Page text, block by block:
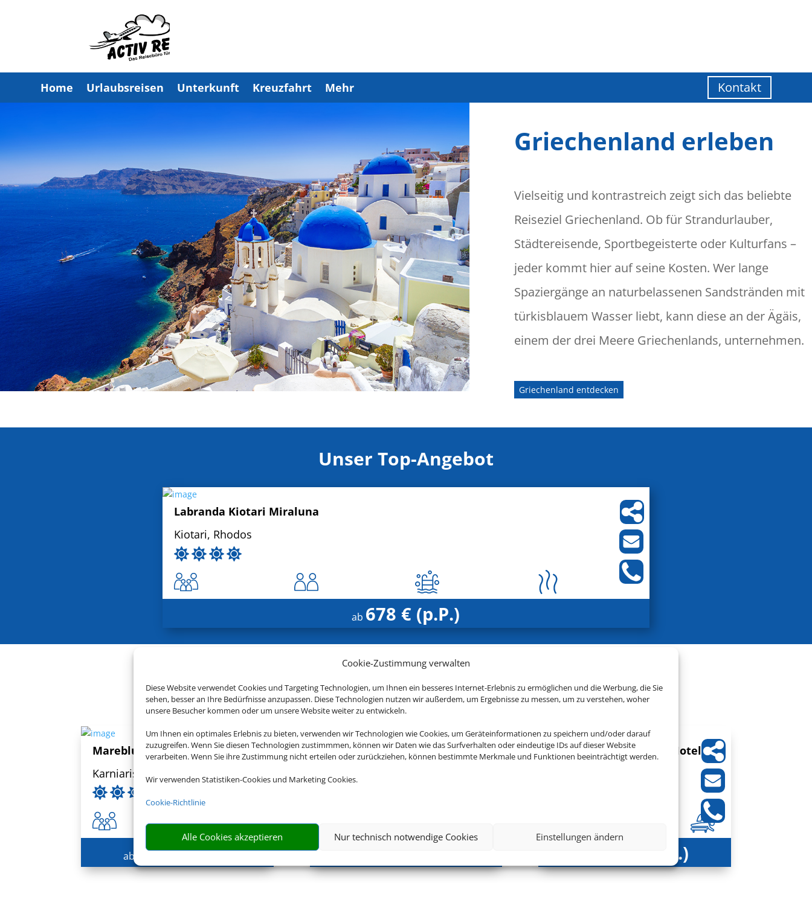
Cookie-Zustimmung verwalten
Diese Website verwendet Cookies und Targeting Technologien, um Ihnen ein besseres Internet-Erlebnis zu ermöglichen und die Werbung, die Sie
sehen, besser an Ihre Bedürfnisse anzupassen. Diese Technologien nutzen wir außerdem, um Ergebnisse zu messen, um zu verstehen, woher
unsere Besucher kommen oder um unsere Website weiter zu entwickeln.
Um Ihnen ein optimales Erlebnis zu bieten, verwenden wir Technologien wie Cookies, um Geräteinformationen zu speichern und/oder darauf
zuzugreifen. Wenn Sie diesen Technologien zustimmmen, können wir Daten wie das Surfverhalten oder eindeutige IDs auf dieser Website
verarbeiten. Wenn Sie ihre Zustimmung nicht erteilen oder zurückziehen, können bestimmte Merkmale und Funktionen beeinträchtigt werden.
Wir verwenden Statistiken-Cookies und Marketing Cookies.
Cookie-Richtlinie
Alle Cookies akzeptieren Nur technisch notwendige Cookies Einstellungen ändern
Home Urlaubsreisen Unterkunft Kreuzfahrt Mehr Kontakt
Griechenland erleben
Vielseitig und kontrastreich zeigt sich das beliebte
Reiseziel Griechenland. Ob für Strandurlauber,
Städtereisende, Sportbegeisterte oder Kulturfans –
jeder kommt hier auf seine Kosten. Wer lange
Spaziergänge an naturbelassenen Sandstränden mit
türkisblauem Wasser liebt, kann diese an der Ägäis,
einem der drei Meere Griechenlands, unternehmen.
Griechenland entdecken
Unser Top-Angebot
Labranda Kiotari Miraluna
Kiotari, Rhodos
ab 678 € (p.P.)
Buchen Sie jetzt ganz entspannt Ihren Griechenlandurlaub
Mareblue Beach Corfu Resort
Karniaris, Korfu
ab 793 € (p.P.)
Pearl Beach Hotel
Rethymno, Kreta
Albatros Spa & Resort Hotel
506 € (p.P.)